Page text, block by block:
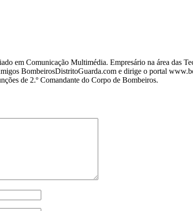
em Comunicação Multimédia. Empresário na área das
BombeirosDistritoGuarda.com e dirige o portal
de 2.º Comandante do Corpo de Bombeiros.